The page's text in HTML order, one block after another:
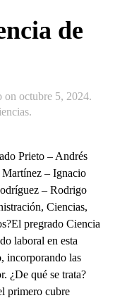
de
on octubre 5, 2024.
.
Prieto – Andrés
– Ignacio
– Rodrigo
Ciencias,
pregrado Ciencia
laboral en esta
incorporando las
¿De qué se trata?
primero cubre